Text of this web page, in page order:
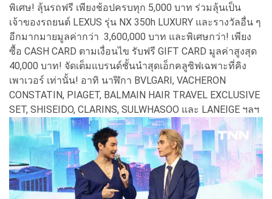
พิเศษ! ลุ้นรถฟรี เพียงช้อปครบทุก 5,000 บาท ร่วมลุ้นเป็น
เจ้าของรถยนต์ LEXUS รุ่น NX 350h LUXURY และรางวัลอื่น ๆ
อีกมากมายมูลค่ากว่า 3,600,000 บาท และพิเศษกว่า! เพียง
ซื้อ CASH CARD ตามเงื่อนไข รับฟรี GIFT CARD มูลค่าสูงสุด
40,000 บาท! จัดเต็มแบรนด์ชั้นนำสุดเอ็กคลูซิฟเฉพาะที่คิง
เพาเวอร์ เท่านั้น! อาทิ นาฬิกา BVLGARI, VACHERON
CONSTATIN, PIAGET, BALMAIN HAIR TRAVEL EXCLUSIVE
SET, SHISEIDO, CLARINS, SULWHASOO และ LANEIGE ฯลฯ